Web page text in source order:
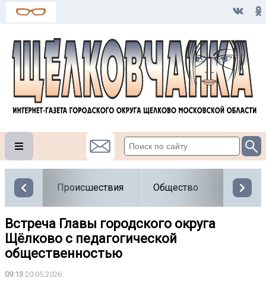
Происшествия Общество Власть
Встреча Главы городского округа
Щёлково с педагогической
общественностью
09:13 20.05.2026